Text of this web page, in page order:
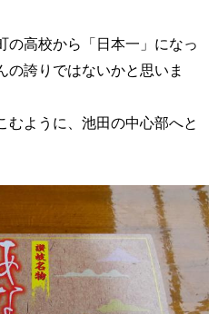
の高校から「日本一」になっ
の誇りではないかと思いま
むように、池田の中心部へと